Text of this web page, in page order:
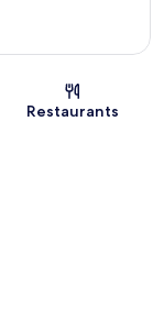
Restaurants